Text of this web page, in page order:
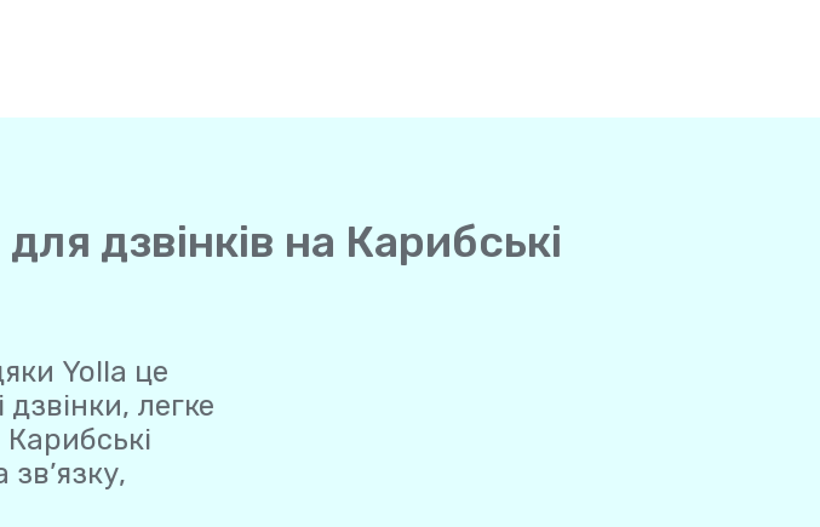
дзвінків на Карибські
Yolla це
легке